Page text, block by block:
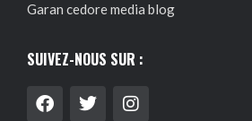
Garan cedore media blog
SUIVEZ-NOUS SUR :